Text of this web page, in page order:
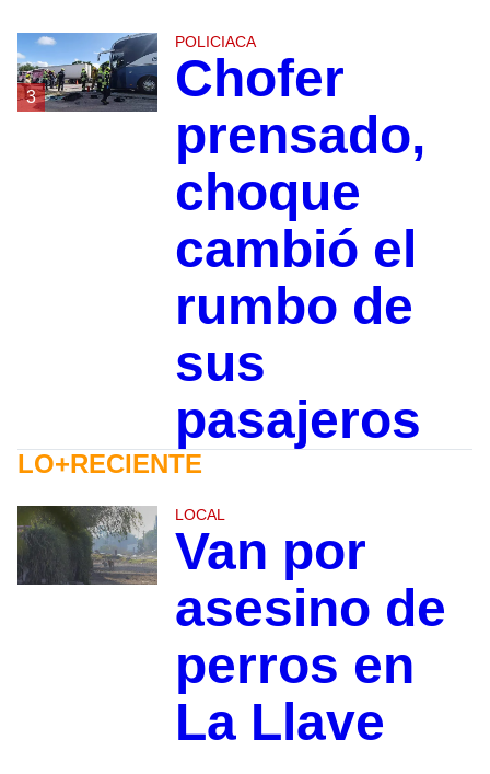
3
POLICIACA
Chofer
prensado,
choque
cambió el
rumbo de
sus
pasajeros
LO+RECIENTE
LOCAL
Van por
asesino de
perros en
La Llave